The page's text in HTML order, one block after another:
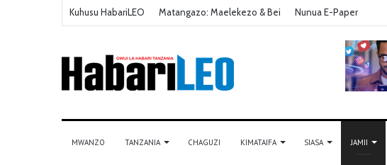
Kuhusu HabariLEO Matangazo: Maelekezo & Bei Nunua E-Paper
MWANZO TANZANIA CHAGUZI KIMATAIFA SIASA JAMII